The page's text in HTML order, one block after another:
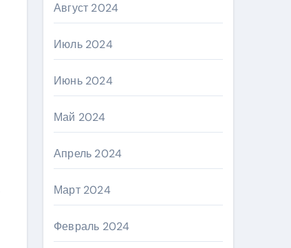
Август 2024
Июль 2024
Июнь 2024
Май 2024
Апрель 2024
Март 2024
Февраль 2024